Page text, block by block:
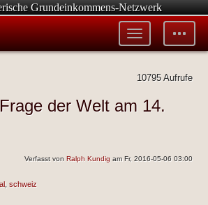
Grundeinkommens-Netzwerk
Toggle
tools
Toggle
menu
10795 Aufrufe
der Welt am 14.
Verfasst vonRalph Kundig am Fr, 2016-05-06 03:00
schweiz